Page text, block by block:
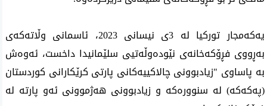
یه‌كه‌مجار توركیا له‌ 3ی نیسانی 2023، ئاسمانی وڵاته‌كه‌ی
به‌ڕووی فڕۆكه‌خانه‌ی نێوده‌وڵه‌تیی سلێمانیدا داخست، ئه‌وه‌ش
به‌ پاساوی "زیادبوونی چالاكییه‌كانی پارتی كرێكارانی كوردستان
(په‌كه‌كه‌) له‌ سنووره‌كه‌ و زیادبوونی هه‌ژموونی ئه‌و پارته‌ له‌